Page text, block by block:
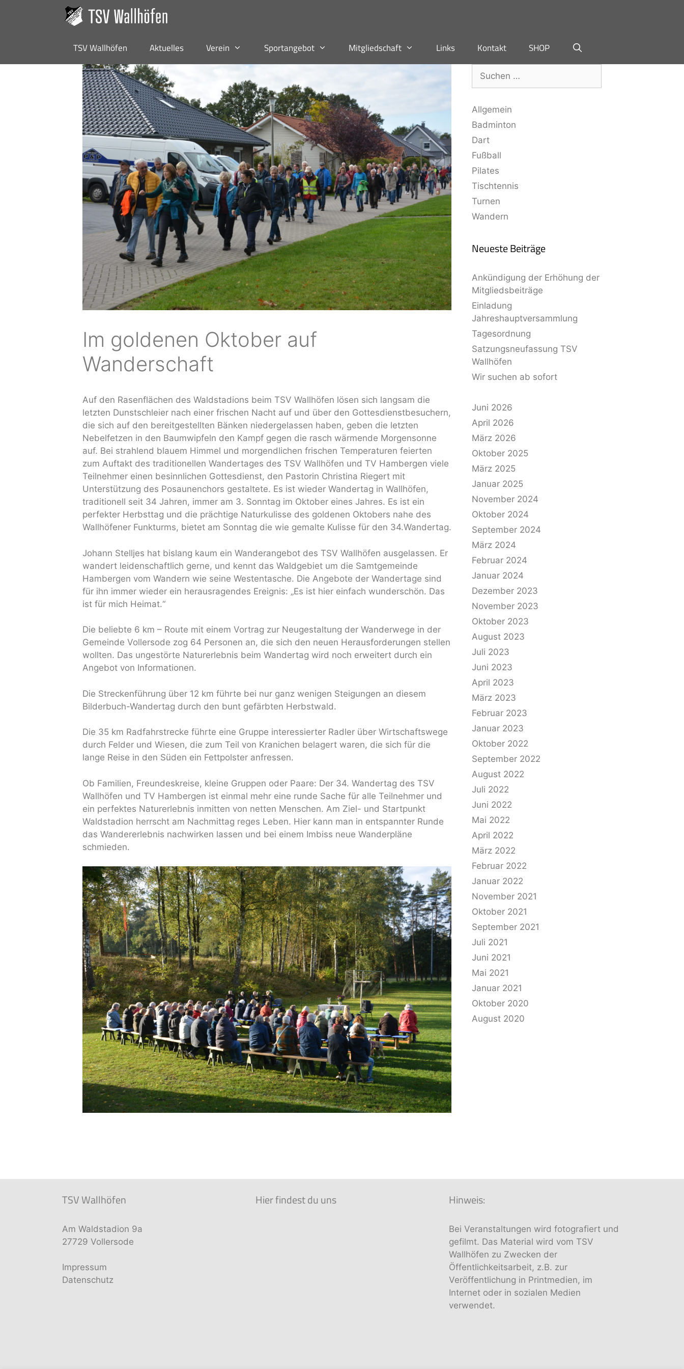
TSV Wallhöfen Aktuelles Verein Sportangebot Mitgliedschaft Links Kontakt SHOP
Im goldenen Oktober auf
Wanderschaft
Auf den Rasenflächen des Waldstadions beim TSV Wallhöfen lösen sich langsam die
letzten Dunstschleier nach einer frischen Nacht auf und über den Gottesdienstbesuchern,
die sich auf den bereitgestellten Bänken niedergelassen haben, geben die letzten
Nebelfetzen in den Baumwipfeln den Kampf gegen die rasch wärmende Morgensonne
auf. Bei strahlend blauem Himmel und morgendlichen frischen Temperaturen feierten
zum Auftakt des traditionellen Wandertages des TSV Wallhöfen und TV Hambergen viele
Teilnehmer einen besinnlichen Gottesdienst, den Pastorin Christina Riegert mit
Unterstützung des Posaunenchors gestaltete. Es ist wieder Wandertag in Wallhöfen,
traditionell seit 34 Jahren, immer am 3. Sonntag im Oktober eines Jahres. Es ist ein
perfekter Herbsttag und die prächtige Naturkulisse des goldenen Oktobers nahe des
Wallhöfener Funkturms, bietet am Sonntag die wie gemalte Kulisse für den 34.Wandertag.
Johann Stelljes hat bislang kaum ein Wanderangebot des TSV Wallhöfen ausgelassen. Er
wandert leidenschaftlich gerne, und kennt das Waldgebiet um die Samtgemeinde
Hambergen vom Wandern wie seine Westentasche. Die Angebote der Wandertage sind
für ihn immer wieder ein herausragendes Ereignis: „Es ist hier einfach wunderschön. Das
ist für mich Heimat.“
Die beliebte 6 km – Route mit einem Vortrag zur Neugestaltung der Wanderwege in der
Gemeinde Vollersode zog 64 Personen an, die sich den neuen Herausforderungen stellen
wollten. Das ungestörte Naturerlebnis beim Wandertag wird noch erweitert durch ein
Angebot von Informationen.
Die Streckenführung über 12 km führte bei nur ganz wenigen Steigungen an diesem
Bilderbuch-Wandertag durch den bunt gefärbten Herbstwald.
Die 35 km Radfahrstrecke führte eine Gruppe interessierter Radler über Wirtschaftswege
durch Felder und Wiesen, die zum Teil von Kranichen belagert waren, die sich für die
lange Reise in den Süden ein Fettpolster anfressen.
Ob Familien, Freundeskreise, kleine Gruppen oder Paare: Der 34. Wandertag des TSV
Wallhöfen und TV Hambergen ist einmal mehr eine runde Sache für alle Teilnehmer und
ein perfektes Naturerlebnis inmitten von netten Menschen. Am Ziel- und Startpunkt
Waldstadion herrscht am Nachmittag reges Leben. Hier kann man in entspannter Runde
das Wandererlebnis nachwirken lassen und bei einem Imbiss neue Wanderpläne
schmieden.
Allgemein
Badminton
Dart
Fußball
Pilates
Tischtennis
Turnen
Wandern
Neueste Beiträge
Ankündigung der Erhöhung der
Mitgliedsbeiträge
Einladung
Jahreshauptversammlung
Tagesordnung
Satzungsneufassung TSV
Wallhöfen
Wir suchen ab sofort
Juni 2026
April 2026
März 2026
Oktober 2025
März 2025
Januar 2025
November 2024
Oktober 2024
September 2024
März 2024
Februar 2024
Januar 2024
Dezember 2023
November 2023
Oktober 2023
August 2023
Juli 2023
Juni 2023
April 2023
März 2023
Februar 2023
Januar 2023
Oktober 2022
September 2022
August 2022
Juli 2022
Juni 2022
Mai 2022
April 2022
März 2022
Februar 2022
Januar 2022
November 2021
Oktober 2021
September 2021
Juli 2021
Juni 2021
Mai 2021
Januar 2021
Oktober 2020
August 2020
TSV Wallhöfen
Am Waldstadion 9a
27729 Vollersode
Impressum
Datenschutz
Hier findest du uns Hinweis:
Bei Veranstaltungen wird fotografiert und
gefilmt. Das Material wird vom TSV
Wallhöfen zu Zwecken der
Öffentlichkeitsarbeit, z.B. zur
Veröffentlichung in Printmedien, im
Internet oder in sozialen Medien
verwendet.